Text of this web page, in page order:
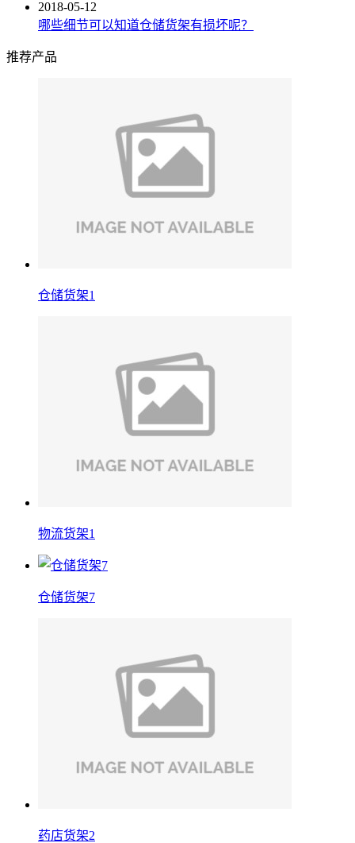
2018-05-12
哪些细节可以知道仓储货架有损坏呢？
推荐产品
仓储货架1
物流货架1
仓储货架7
药店货架2